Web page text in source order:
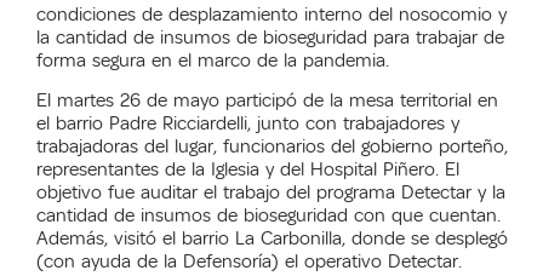
condiciones de desplazamiento interno del nosocomio y
la cantidad de insumos de bioseguridad para trabajar de
forma segura en el marco de la pandemia.
El martes 26 de mayo participó de la mesa territorial en
el barrio Padre Ricciardelli, junto con trabajadores y
trabajadoras del lugar, funcionarios del gobierno porteño,
representantes de la Iglesia y del Hospital Piñero. El
objetivo fue auditar el trabajo del programa Detectar y la
cantidad de insumos de bioseguridad con que cuentan.
Además, visitó el barrio La Carbonilla, donde se desplegó
(con ayuda de la Defensoría) el operativo Detectar.